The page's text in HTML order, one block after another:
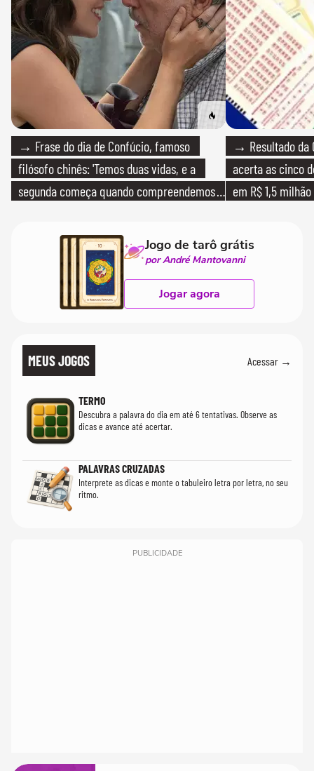
→ Frase do dia de Confúcio, famoso
filósofo chinês: 'Temos duas vidas, e a
segunda começa quando compreendemos
→ Resultado da
acerta as cinco
em R$ 1,5 milhão
Jogo de tarô grátis
por André Mantovanni
Jogar agora
MEUS JOGOS Acessar →
TERMO
Descubra a palavra do dia em até 6 tentativas. Observe as
dicas e avance até acertar.
PALAVRAS CRUZADAS
Interprete as dicas e monte o tabuleiro letra por letra, no seu
ritmo.
PUBLICIDADE